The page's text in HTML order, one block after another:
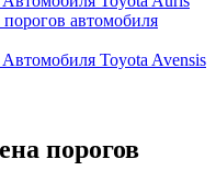
Toyota Avensis
порогов